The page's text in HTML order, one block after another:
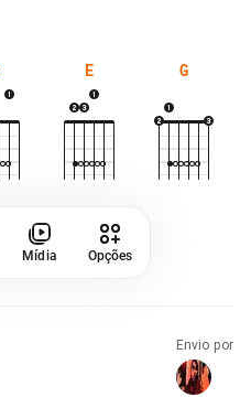
E G
Mídia Opções
Envio por